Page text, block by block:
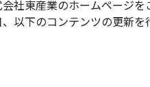
社東産業のホームページを
以下のコンテンツの更新を